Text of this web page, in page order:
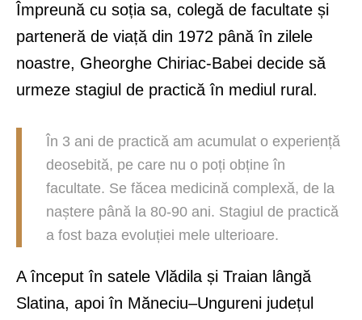
Împreună cu soția sa, colegă de facultate și
parteneră de viață din 1972 până în zilele
noastre, Gheorghe Chiriac-Babei decide să
urmeze stagiul de practică în mediul rural.
În 3 ani de practică am acumulat o experiență
deosebită, pe care nu o poți obține în
facultate. Se făcea medicină complexă, de la
naștere până la 80-90 ani. Stagiul de practică
a fost baza evoluției mele ulterioare.
A început în satele Vlădila și Traian lângă
Slatina, apoi în Măneciu–Ungureni județul